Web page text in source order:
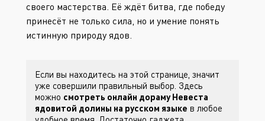
своего мастерства. Её ждёт битва, где победу
принесёт не только сила, но и умение понять
истинную природу ядов.
Если вы находитесь на этой странице, значит
уже совершили правильный выбор. Здесь
можно смотреть онлайн дораму Невеста
ядовитой долины на русском языке в любое